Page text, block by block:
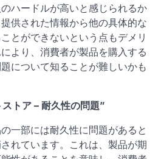
ハードルが高いと感じられるか
供された情報から他の具体的な
とができないという点もデメリ
より、消費者が製品を購入する
について知ることが難しいかも
トア – 耐久性の問題”
一部には耐久性に問題があると
れています。これは、製品が期